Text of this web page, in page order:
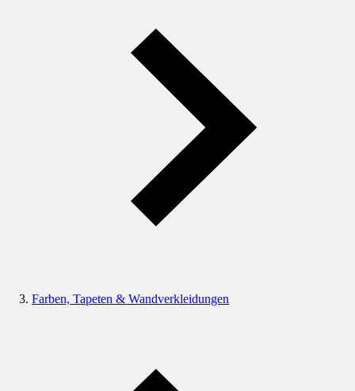
Farben, Tapeten & Wandverkleidungen